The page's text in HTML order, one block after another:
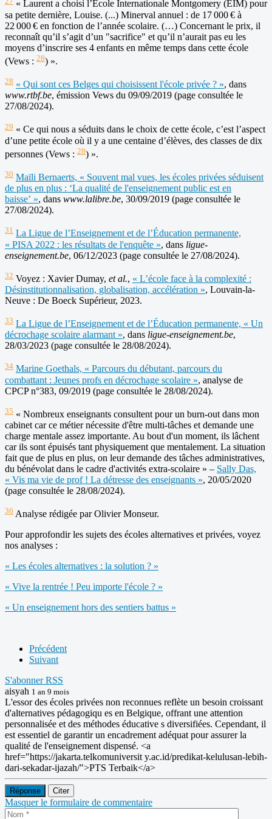
« Laurent a choisi l’École Internationale Montgomery (EIM) pour
sa petite dernière, Louise. (...) Minerval annuel : de 17 000 € à
22 000 € en fonction de l’année scolaire. (…) Concernant le prix, il
reconnaît qu’il s’agit d’un "sacrifice" et qu’il n’aurait pas eu les
moyens d’inscrire ses 4 enfants en même temps dans cette école
(Vews : 28) ».
28 « Qui sont ces Belges qui choisissent l'école privée ? », dans
www.rtbf.be, émission Vews du 09/09/2019 (page consultée le
27/08/2024).
29 « Ce qui nous a séduits dans le choix de cette école, c’est l’aspect
d’une petite école où il y a une centaine d’élèves, des classes de dix
personnes (Vews : 28) ».
30 Maïli Bernaerts, « Souvent mal vues, les écoles privées séduisent
de plus en plus : ‘La qualité de l'enseignement public est en
baisse’ », dans www.lalibre.be, 30/09/2019 (page consultée le
27/08/2024).
31 La Ligue de l’Enseignement et de l’Éducation permanente,
« PISA 2022 : les résultats de l'enquête », dans ligue-
enseignement.be, 06/12/2023 (page consultée le 27/08/2024).
32 Voyez : Xavier Dumay, et al., « L’école face à la complexité :
Désinstitutionnalisation, globalisation, accélération », Louvain-la-
Neuve : De Boeck Supérieur, 2023.
33 La Ligue de l’Enseignement et de l’Éducation permanente, « Un
décrochage scolaire alarmant », dans ligue-enseignement.be,
28/03/2023 (page consultée le 28/08/2024).
34 Marine Goethals, « Parcours du débutant, parcours du
combattant : Jeunes profs en décrochage scolaire », analyse de
CPCP n°383, 09/2019 (page consultée le 28/08/2024).
35 « Nombreux enseignants consultent pour un burn-out dans mon
cabinet car ce métier nécessite d'être multi-tâches et demande une
charge mentale assez importante. Au bout d'un moment, ils lâchent
car ils sont épuisés tant physiquement que mentalement. La situation
fait que de plus en plus, on leur demande des tâches administratives,
du bénévolat dans le cadre d'activités extra-scolaire » – Sally Das,
« Vis ma vie de prof ! La détresse des enseignants », 20/05/2020
(page consultée le 28/08/2024).
36 Analyse rédigée par Olivier Monseur.
Pour approfondir les sujets des écoles alternatives et privées, voyez
nos analyses :
« Les écoles alternatives : la solution ? »
« Vive la rentrée ! Peu importe l'école ? »
« Un enseignement hors des sentiers battus »
Précédent
Suivant
S'abonnerRSS
aisyah 1 an 9 mois
L'essor des écoles privées non reconnues reflète un besoin croissant
d'alternatives pédagogiqu es en Belgique, offrant une attention
personnalisée et des méthodes éducative s diversifiées. Cependant, il
est essentiel de garantir un encadrement adéquat pour assurer la
qualité de l'enseignement dispensé. <a
href="https://jakarta.telkomuniversit y.ac.id/predikat-kelulusan-lebih-
dari-sekadar-ijazah/">PTS Terbaik</a>
Réponse Citer
Masquer le formulaire de commentaire